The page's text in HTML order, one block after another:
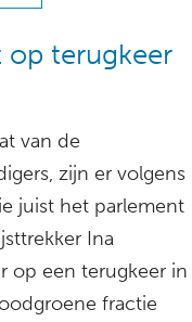
op terugkeer
van de
zijn er volgens
juist het parlement
Ina
op een terugkeer in
fractie